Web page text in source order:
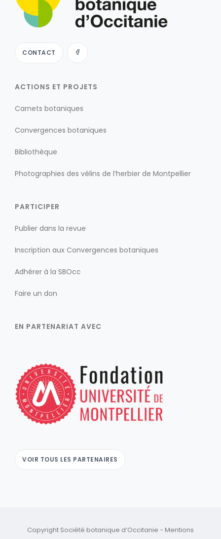
CONTACT
ACTIONS ET PROJETS
Carnets botaniques
Convergences botaniques
Bibliothèque
Photographies des vélins de l’herbier de Montpellier
PARTICIPER
Publier dans la revue
Inscription aux Convergences botaniques
Adhérer à la SBOcc
Faire un don
EN PARTENARIAT AVEC
VOIR TOUS LES PARTENAIRES
Copyright Société botanique d’Occitanie - Mentions